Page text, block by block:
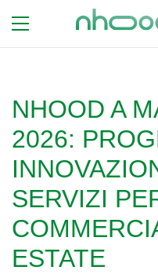
NHOOD A
2026:
SERVIZI
ESTATE